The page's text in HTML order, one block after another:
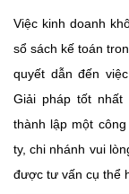
Việc kinh doanh
sổ sách kế toán
quyết dẫn đến
Giải pháp tốt
thành lập một
ty, chi nhánh vui
được tư vấn cụ thể